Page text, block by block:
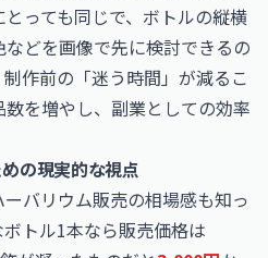
っても同じで、ボトルの縦横
どを画像で先に検討できるの
作前の「迷う時間」が減るこ
を増やし、副業としての効率
の現実的な視点
バリウム販売の相場感も知っ
トル1本なら販売価格は